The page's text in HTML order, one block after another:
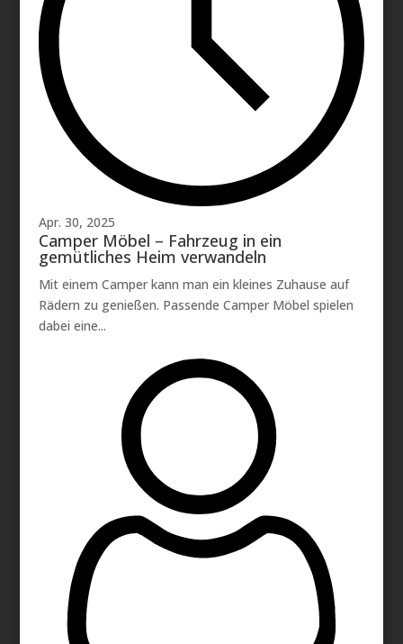
Apr. 30, 2025
Camper Möbel – Fahrzeug in ein
gemütliches Heim verwandeln
Mit einem Camper kann man ein kleines Zuhause auf
Rädern zu genießen. Passende Camper Möbel spielen
dabei eine...